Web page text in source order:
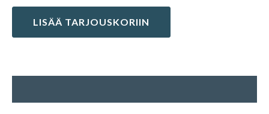
LISÄÄ TARJOUSKORIIN